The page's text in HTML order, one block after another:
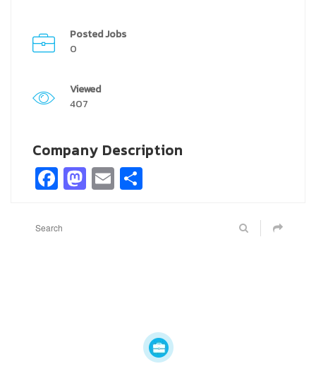
Posted Jobs
0
Viewed
407
Company Description
Facebook
Mastodon
Email